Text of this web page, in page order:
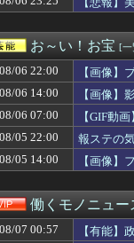
【警告】ADHDグレー
【朗報】漫画家「アニ
【朗報】上戸彩さん
【UFO戦士ダイアポロ
【悲報】ドイツ人、猛
【画像】お前らこの超
接近禁止命令を受けて
ガンダムゲーって他社
【アークナイツ】Gift+
ソフトの入れ替えなん
【ウマ娘】自分の胸を
【SSD】1TBで1.5万と
【億砲】横浜M“和製フ
お～い！お宝 [一
08/06 22:00
【画像】
08/06 14:00
【画像】
08/06 07:00
【GIF動
08/05 22:00
報ステの
08/05 14:00
【画像】
働くモノニュ
08/07 00:57
【有能】